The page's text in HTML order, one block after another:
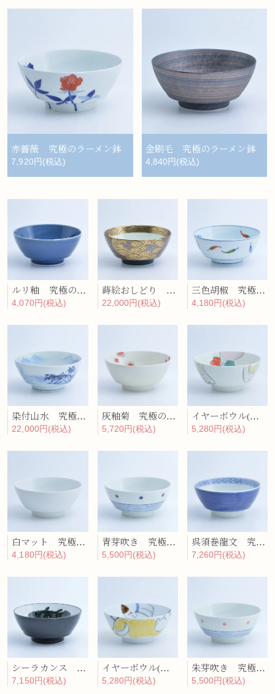
赤薔薇 究極のラーメン鉢
7,920円(税込)
金刷毛 究極のラーメン鉢
4,840円(税込)
ルリ釉 究極のラーメン鉢
4,070円(税込)
蒔絵おしどり 究極のラーメン鉢
22,000円(税込)
三色胡椒 究極のラーメン鉢
4,180円(税込)
染付山水 究極のラーメン鉢
22,000円(税込)
灰釉菊 究極のラーメン鉢
5,720円(税込)
イヤーボウル(酉) 究極のラーメン鉢
5,280円(税込)
白マット 究極のラーメン鉢
4,180円(税込)
青芽吹き 究極のラーメン鉢
5,500円(税込)
呉須巻龍文 究極のラーメン鉢
7,260円(税込)
シーラカンス 究極のラーメン鉢
7,150円(税込)
イヤーボウル(戌) 究極のラーメン鉢
5,280円(税込)
朱芽吹き 究極のラーメン鉢
5,500円(税込)